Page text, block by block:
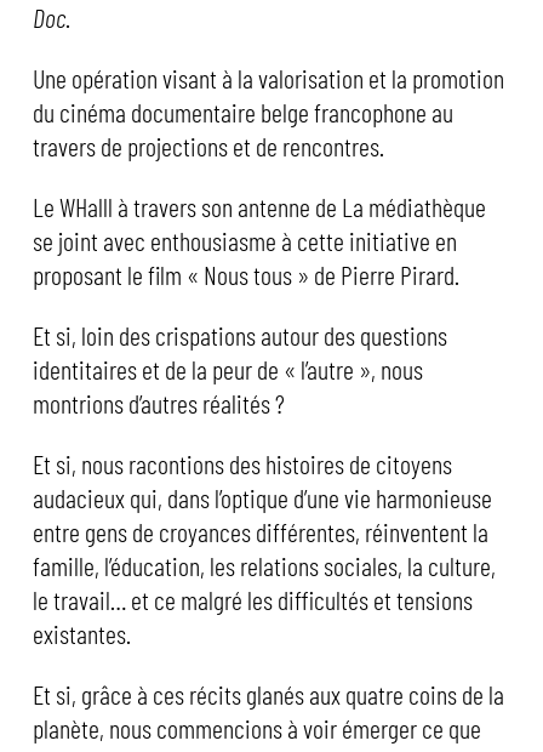
Doc.
Une opération visant à la valorisation et la promotion
du cinéma documentaire belge francophone au
travers de projections et de rencontres.
Le WHalll à travers son antenne de La médiathèque
se joint avec enthousiasme à cette initiative en
proposant le film « Nous tous » de Pierre Pirard.
Et si, loin des crispations autour des questions
identitaires et de la peur de « l’autre », nous
montrions d’autres réalités ?
Et si, nous racontions des histoires de citoyens
audacieux qui, dans l’optique d’une vie harmonieuse
entre gens de croyances différentes, réinventent la
famille, l’éducation, les relations sociales, la culture,
le travail… et ce malgré les difficultés et tensions
existantes.
Et si, grâce à ces récits glanés aux quatre coins de la
planète, nous commencions à voir émerger ce que